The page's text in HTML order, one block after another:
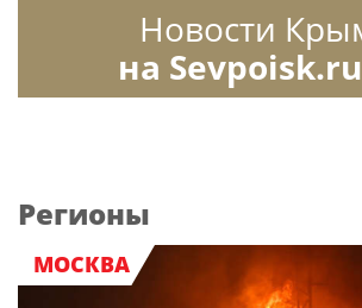
Новости
на Sevpoisk.ru
Регионы
МОСКВА